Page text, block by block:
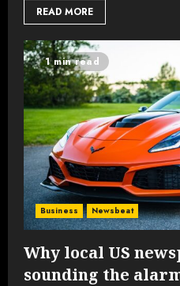
READ MORE
1 min read
Business Newsbeat
Why local US
sounding the